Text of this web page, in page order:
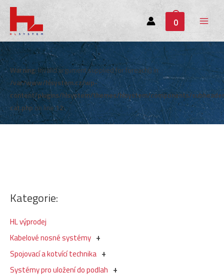
0
Main
Menu
Kategorie:
HL výprodej
Kabelové nosné systémy
Spojovací a kotvící technika
Systémy pro uložení do podlah
Warning: Invalid argument supplied for foreach() in
/var/www/hlsystem.cz/wp-
content/plugins/hlsystem/themes/hlsystem/components/
cat.phpon line12